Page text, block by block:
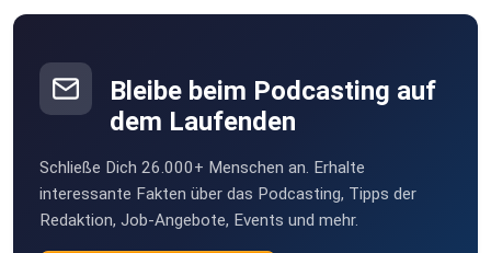
Bleibe beim Podcasting auf
dem Laufenden
Schließe Dich 26.000+ Menschen an. Erhalte
interessante Fakten über das Podcasting, Tipps der
Redaktion, Job-Angebote, Events und mehr.